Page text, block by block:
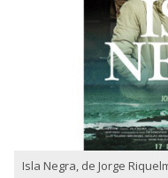
Isla Negra, de Jorge